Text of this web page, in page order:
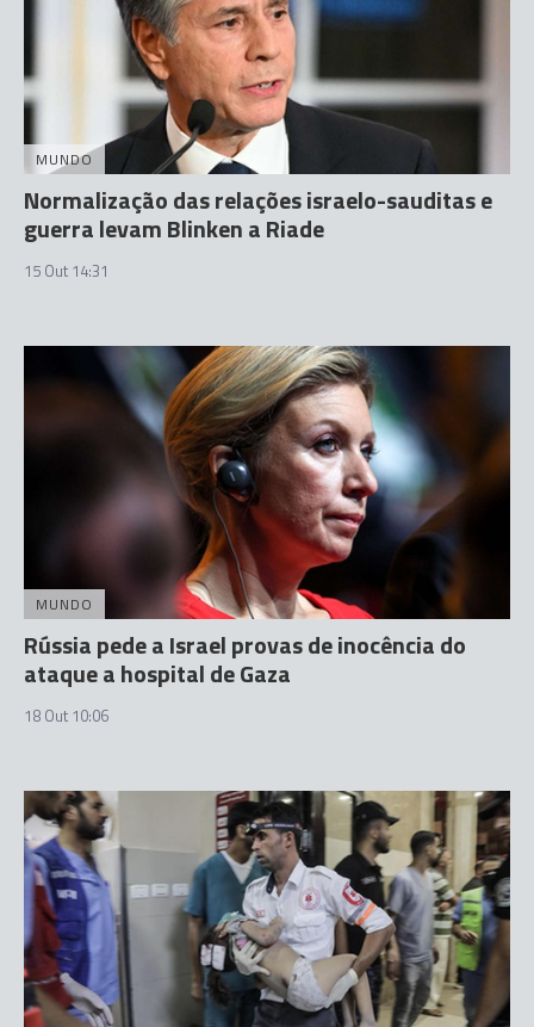
MUNDO
Normalização das relações israelo-sauditas e
guerra levam Blinken a Riade
15 Out 14:31
MUNDO
Rússia pede a Israel provas de inocência do
ataque a hospital de Gaza
18 Out 10:06